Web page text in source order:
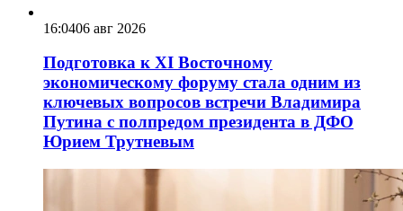
16:0406 авг 2026
Подготовка к XI Восточному
экономическому форуму стала одним из
ключевых вопросов встречи Владимира
Путина с полпредом президента в ДФО
Юрием Трутневым